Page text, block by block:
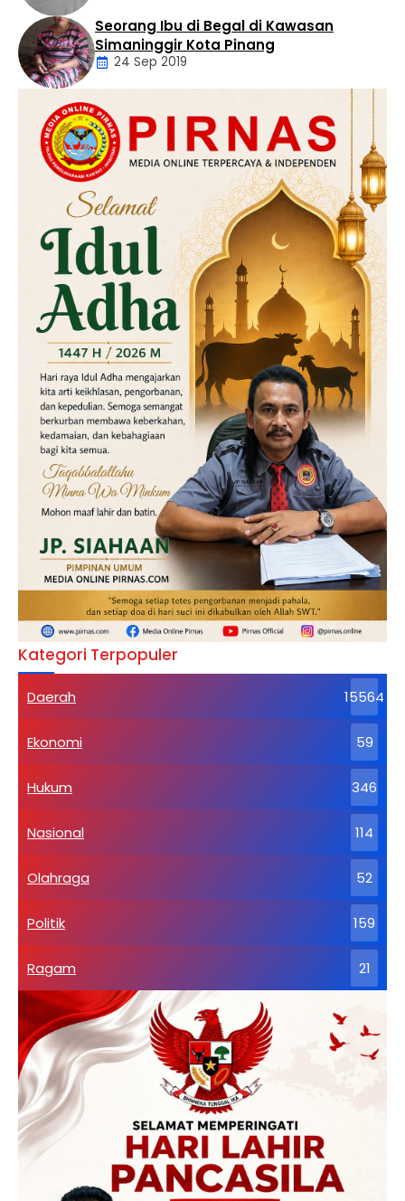
Artikel
Daerah
Hukum
Kriminal
Labusel
Seorang Ibu di Begal di Kawasan
Simaninggir Kota Pinang
24 Sep 2019
Kategori Terpopuler
Daerah 15564
Ekonomi 59
Hukum 346
Nasional 114
Olahraga 52
Politik 159
Ragam 21